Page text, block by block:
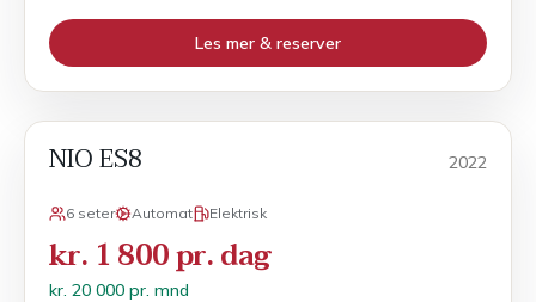
Les mer & reserver
NIO ES8 2022
6 seter Automat Elektrisk
kr. 1 800 pr. dag
kr. 20 000 pr. mnd